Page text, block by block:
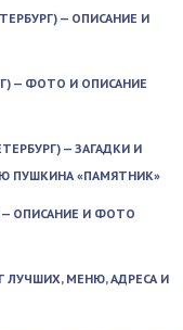
— ОПИСАНИЕ И
— ФОТО И ОПИСАНИЕ
— ЗАГАДКИ И
ПУШКИНА «ПАМЯТНИК»
— ОПИСАНИЕ И ФОТО
ЛУЧШИХ, МЕНЮ, АДРЕСА И